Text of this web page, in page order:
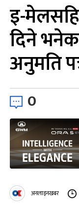
इ-
दिने
अनुमति
0
अनलाइनखबर